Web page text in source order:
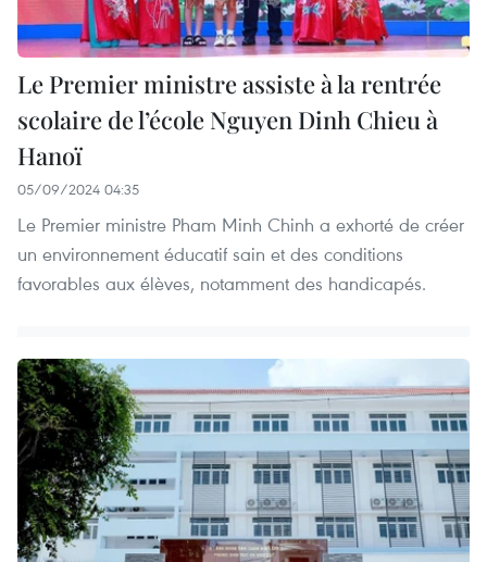
Le Premier ministre assiste à la rentrée
scolaire de l’école Nguyen Dinh Chieu à
Hanoï
05/09/2024 04:35
Le Premier ministre Pham Minh Chinh a exhorté de créer
un environnement éducatif sain et des conditions
favorables aux élèves, notamment des handicapés.